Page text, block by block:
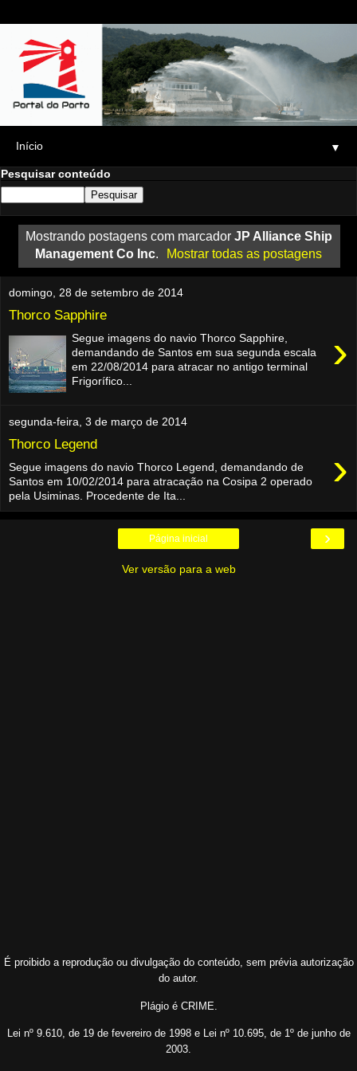
▼
Pesquisar conteúdo
Mostrando postagens com marcador JP Alliance Ship
Management Co Inc. Mostrar todas as postagens
domingo, 28 de setembro de 2014
Thorco Sapphire
›
Segue imagens do navio Thorco Sapphire,
demandando de Santos em sua segunda escala
em 22/08/2014 para atracar no antigo terminal
Frigorífico...
segunda-feira, 3 de março de 2014
Thorco Legend ›
Segue imagens do navio Thorco Legend, demandando de
Santos em 10/02/2014 para atracação na Cosipa 2 operado
pela Usiminas. Procedente de Ita...
›
Página inicial
Ver versão para a web
É proibido a reprodução ou divulgação do conteúdo, sem prévia autorização
do autor.
Plágio é CRIME.
Lei nº 9.610, de 19 de fevereiro de 1998 e Lei nº 10.695, de 1º de junho de
2003.